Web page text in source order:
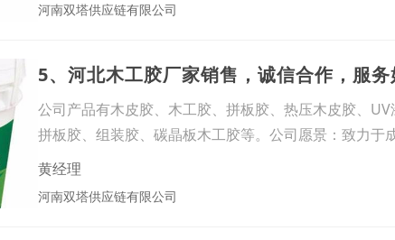
河南双塔供应链有限公司
5、河北木工胶厂家销售，诚信合作，服务
公司产品有木皮胶、木工胶、拼板胶、热压木皮胶、
拼板胶、组装胶、碳晶板木工胶等。公司愿景：致力于
伴。使
黄经理
河南双塔供应链有限公司